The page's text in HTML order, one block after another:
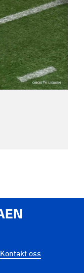
Kontakt oss